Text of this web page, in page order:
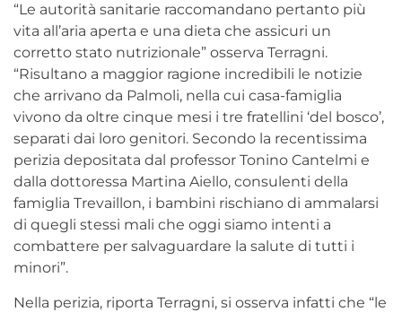
“Le autorità sanitarie raccomandano pertanto più
vita all’aria aperta e una dieta che assicuri un
corretto stato nutrizionale” osserva Terragni.
“Risultano a maggior ragione incredibili le notizie
che arrivano da Palmoli, nella cui casa-famiglia
vivono da oltre cinque mesi i tre fratellini ‘del bosco’,
separati dai loro genitori. Secondo la recentissima
perizia depositata dal professor Tonino Cantelmi e
dalla dottoressa Martina Aiello, consulenti della
famiglia Trevaillon, i bambini rischiano di ammalarsi
di quegli stessi mali che oggi siamo intenti a
combattere per salvaguardare la salute di tutti i
minori”.
Nella perizia, riporta Terragni, si osserva infatti che “le